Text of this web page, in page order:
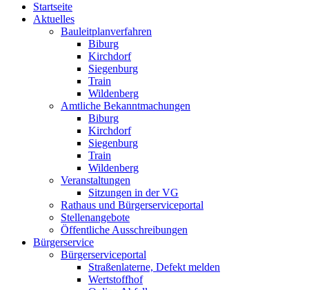
Startseite
Aktuelles
Bauleitplanverfahren
Biburg
Kirchdorf
Siegenburg
Train
Wildenberg
Amtliche Bekanntmachungen
Biburg
Kirchdorf
Siegenburg
Train
Wildenberg
Veranstaltungen
Sitzungen in der VG
Rathaus und Bürgerserviceportal
Stellenangebote
Öffentliche Ausschreibungen
Bürgerservice
Bürgerserviceportal
Straßenlaterne, Defekt melden
Wertstoffhof